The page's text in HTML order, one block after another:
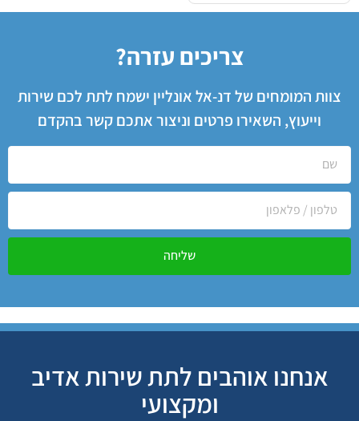
צריכים עזרה?
צוות המומחים של דנ-אל אונליין ישמח לתת לכם שירות
וייעוץ, השאירו פרטים וניצור אתכם קשר בהקדם
שליחה
אנחנו אוהבים לתת שירות אדיב
ומקצועי